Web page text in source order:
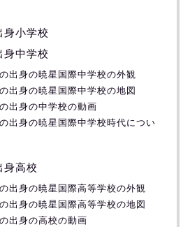
身小学校
身中学校
出身の暁星国際中学校の外観
出身の暁星国際中学校の地図
出身の中学校の動画
出身の暁星国際中学校時代につい
身高校
出身の暁星国際高等学校の外観
出身の暁星国際高等学校の地図
出身の高校の動画